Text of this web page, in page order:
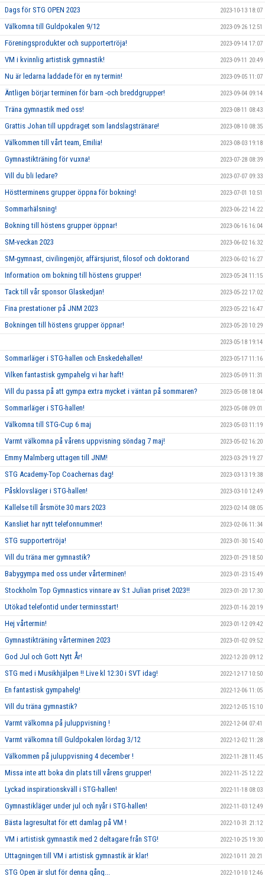
Dags för STG OPEN 2023 2023-10-13 18:07
Välkomna till Guldpokalen 9/12 2023-09-26 12:51
Föreningsprodukter och supportertröja! 2023-09-14 17:07
VM i kvinnlig artistisk gymnastik! 2023-09-11 20:49
Nu är ledarna laddade för en ny termin! 2023-09-05 11:07
Äntligen börjar terminen för barn -och breddgrupper! 2023-09-04 09:14
Träna gymnastik med oss! 2023-08-11 08:43
Grattis Johan till uppdraget som landslagstränare! 2023-08-10 08:35
Välkommen till vårt team, Emilia! 2023-08-03 19:18
Gymnastikträning för vuxna! 2023-07-28 08:39
Vill du bli ledare? 2023-07-07 09:33
Höstterminens grupper öppna för bokning! 2023-07-01 10:51
Sommarhälsning! 2023-06-22 14:22
Bokning till höstens grupper öppnar! 2023-06-16 16:04
SM-veckan 2023 2023-06-02 16:32
SM-gymnast, civilingenjör, affärsjurist, filosof och doktorand 2023-06-02 16:27
Information om bokning till höstens grupper! 2023-05-24 11:15
Tack till vår sponsor Glaskedjan! 2023-05-22 17:02
Fina prestationer på JNM 2023 2023-05-22 16:47
Bokningen till höstens grupper öppnar! 2023-05-20 10:29
2023-05-18 19:14
Sommarläger i STG-hallen och Enskedehallen! 2023-05-17 11:16
Vilken fantastisk gympahelg vi har haft! 2023-05-09 11:31
Vill du passa på att gympa extra mycket i väntan på sommaren? 2023-05-08 18:04
Sommarläger i STG-hallen! 2023-05-08 09:01
Välkomna till STG-Cup 6 maj 2023-05-03 11:19
Varmt välkomna på vårens uppvisning söndag 7 maj! 2023-05-02 16:20
Emmy Malmberg uttagen till JNM! 2023-03-29 19:27
STG Academy-Top Coachernas dag! 2023-03-13 19:38
Påsklovsläger i STG-hallen! 2023-03-10 12:49
Kallelse till årsmöte 30 mars 2023 2023-02-14 08:05
Kansliet har nytt telefonnummer! 2023-02-06 11:34
STG supportertröja! 2023-01-30 15:40
Vill du träna mer gymnastik? 2023-01-29 18:50
Babygympa med oss under vårterminen! 2023-01-23 15:49
Stockholm Top Gymnastics vinnare av S:t Julian priset 2023!! 2023-01-20 17:30
Utökad telefontid under terminsstart! 2023-01-16 20:19
Hej vårtermin! 2023-01-12 09:42
Gymnastikträning vårterminen 2023 2023-01-02 09:52
God Jul och Gott Nytt År! 2022-12-20 09:12
STG med i Musikhjälpen !! Live kl 12:30 i SVT idag! 2022-12-17 10:50
En fantastisk gympahelg! 2022-12-06 11:05
Vill du träna gymnastik? 2022-12-05 15:10
Varmt välkomna på juluppvisning ! 2022-12-04 07:41
Varmt välkomna till Guldpokalen lördag 3/12 2022-12-02 11:28
Välkommen på juluppvisning 4 december ! 2022-11-28 11:45
Missa inte att boka din plats till vårens grupper! 2022-11-25 12:22
Lyckad inspirationskväll i STG-hallen! 2022-11-18 08:03
Gymnastikläger under jul och nyår i STG-hallen! 2022-11-03 12:49
Bästa lagresultat för ett damlag på VM ! 2022-10-31 21:12
VM i artistisk gymnastik med 2 deltagare från STG! 2022-10-25 19:30
Uttagningen till VM i artistisk gymnastik är klar! 2022-10-11 20:21
STG Open är slut för denna gång... 2022-10-10 12:46